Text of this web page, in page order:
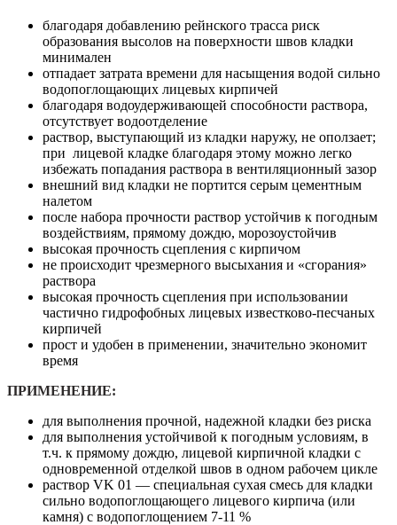
01,
Графитово-
черный,
30кг
благодаря добавлению рейнского трасса риск
образования высолов на поверхности швов кладки
минимален
отпадает затрата времени для насыщения водой сильно
водопоглощающих лицевых кирпичей
благодаря водоудерживающей способности раствора,
отсутствует водоотделение
раствор, выступающий из кладки наружу, не оползает;
при лицевой кладке благодаря этому можно легко
избежать попадания раствора в вентиляционный зазор
внешний вид кладки не портится серым цементным
налетом
после набора прочности раствор устойчив к погодным
воздействиям, прямому дождю, морозоустойчив
высокая прочность сцепления с кирпичом
не происходит чрезмерного высыхания и «сгорания»
раствора
высокая прочность сцепления при использовании
частично гидрофобных лицевых известково-песчаных
кирпичей
прост и удобен в применении, значительно экономит
время
ПРИМЕНЕНИЕ:
для выполнения прочной, надежной кладки без риска
для выполнения устойчивой к погодным условиям, в
т.ч. к прямому дождю, лицевой кирпичной кладки с
одновременной отделкой швов в одном рабочем цикле
раствор VK 01 — специальная сухая смесь для кладки
сильно водопоглощающего лицевого кирпича (или
камня) c водопоглощением 7-11 %